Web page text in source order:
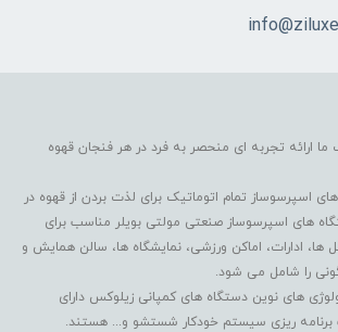
ارائه تجربه ای منحصر به فرد در هر فنجان قهوه
اسپرسوساز تمام اتوماتیک برای لذت بردن از قهوه در
های اسپرسوساز صنعتی مولتی بویلر مناسب برای
ها، ادارات، اماکن ورزشی، نمایشگاه ها، سالن همایش و
را شامل می شود.
های نوین دستگاه های کمپانی زیلوکس دارای
برنامه ریزی سیستم خودکار شستشو و... هستند.